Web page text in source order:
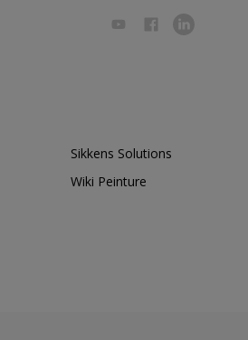
Sikkens Solutions
Wiki Peinture